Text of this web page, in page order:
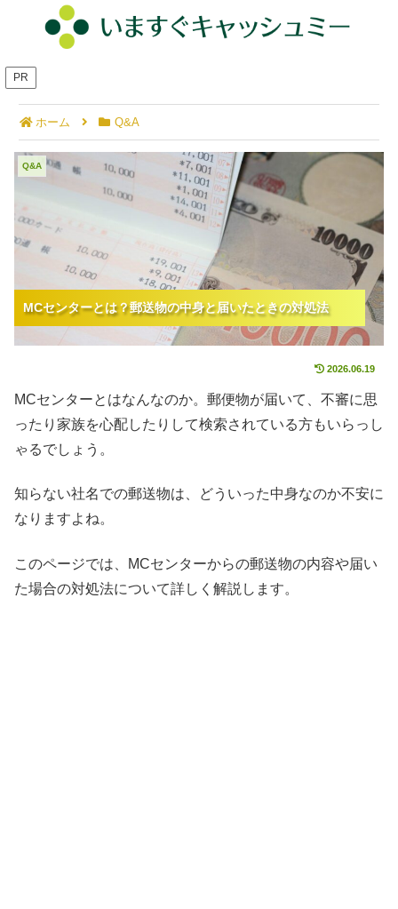
PR
ホーム Q&A
MCセンターとは？郵送物の中身と届いたときの対処
法
MCセンターとは？郵送物の中身と届いたときの対処法
MCセンターとは？郵送物の中身と届いたときの対処法
Q&A
2026.06.19
MCセンターとはなんなのか。郵便物が届いて、不審に思
ったり家族を心配したりして検索されている方もいらっし
ゃるでしょう。
知らない社名での郵送物は、どういった中身なのか不安に
なりますよね。
このページでは、MCセンターからの郵送物の内容や届い
た場合の対処法について詳しく解説します。